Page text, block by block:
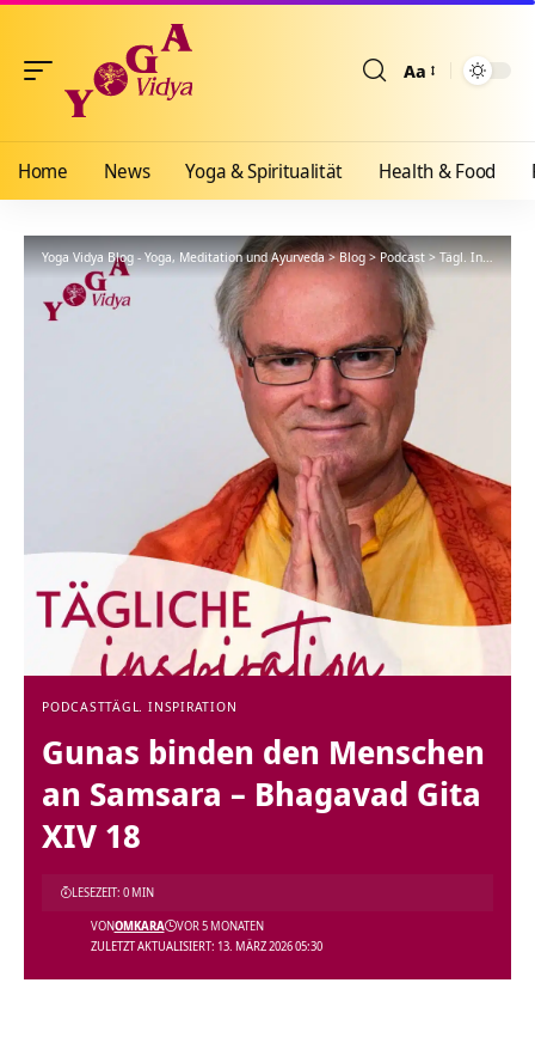
Aa
Home News Yoga & Spiritualität Health & Food
Yoga Vidya Blog - Yoga, Meditation und Ayurveda>Blog>Podcast>Tägl. Inspiration
PODCASTTÄGL. INSPIRATION
Gunas binden den Menschen
an Samsara – Bhagavad Gita
XIV 18
ZULETZT AKTUALISIERT: 13. MÄRZ 2026 05:30
VONOMKARA VOR 5 MONATEN
LESEZEIT: 0 MIN